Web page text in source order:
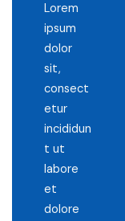
Lorem
ipsum
dolor
sit,
consect
etur
incididun
t ut
labore
et
dolore